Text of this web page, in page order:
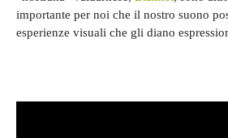
importante per noi che il nostro suono
esperienze visuali che gli diano